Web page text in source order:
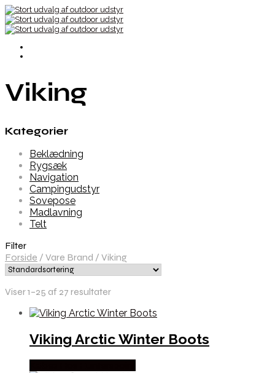
Viking
Kategorier
Beklædning
Rygsæk
Navigation
Campingudstyr
Sovepose
Madlavning
Telt
Filter
Forside / Vare Brand / Viking
Viser 1–25 af 27 resultater
Viking Arctic Winter Boots